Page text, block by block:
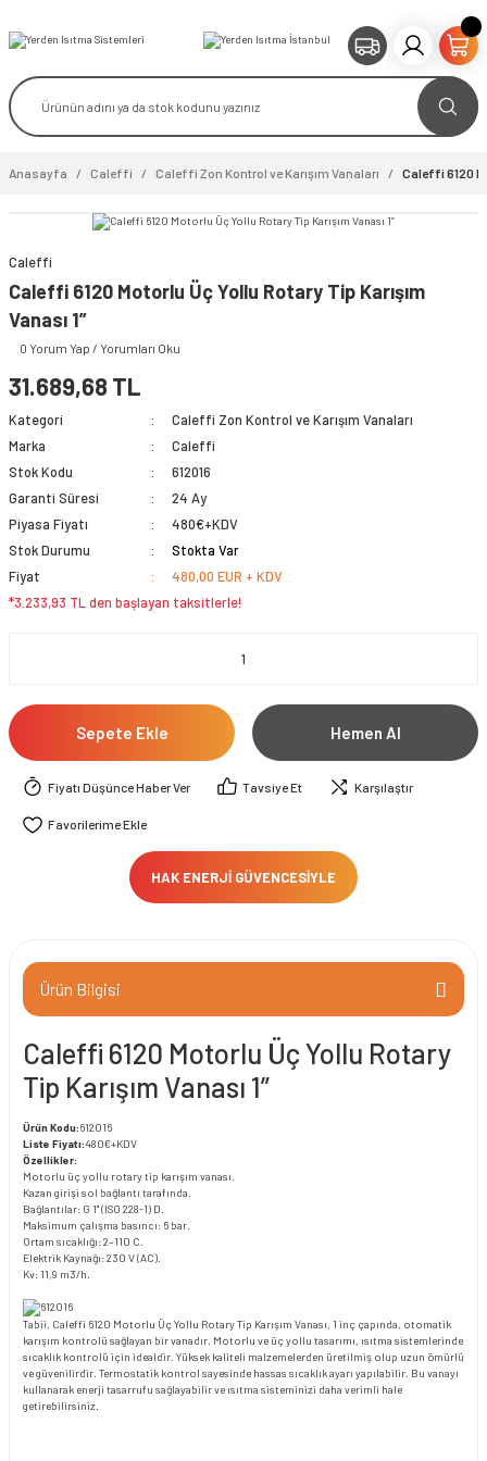
Anasayfa Caleffi Caleffi Zon Kontrol ve Karışım Vanaları Caleffi 6120
Caleffi
Caleffi 6120 Motorlu Üç Yollu Rotary Tip Karışım
Vanası 1”
0 Yorum Yap / Yorumları Oku
31.689,68 TL
Kategori
Caleffi Zon Kontrol ve Karışım Vanaları
Marka
Caleffi
Stok Kodu
612016
Garanti Süresi
24 Ay
Piyasa Fiyatı
480€+KDV
Stok Durumu
Stokta Var
Fiyat
480,00 EUR + KDV
*3.233,93 TL den başlayan taksitlerle!
Sepete Ekle Hemen Al
Fiyatı Düşünce Haber Ver Tavsiye Et Karşılaştır
HAK ENERJİ GÜVENCESİYLE
Ürün Bilgisi
Caleffi 6120 Motorlu Üç Yollu Rotary
Tip Karışım Vanası 1”
Ürün Kodu:612016
Liste Fiyatı:480€+KDV
Özellikler:
Motorlu üç yollu rotary tip karışım vanası.
Kazan girişi sol bağlantı tarafında.
Bağlantılar: G 1" (ISO 228-1) D.
Maksimum çalışma basıncı: 6 bar.
Ortam sıcaklığı: 2–110 C.
Elektrik Kaynağı: 230 V (AC).
Kv: 11,9 m3/h.
Tabii, Caleffi 6120 Motorlu Üç Yollu Rotary Tip Karışım Vanası, 1 inç çapında, otomatik
karışım kontrolü sağlayan bir vanadır. Motorlu ve üç yollu tasarımı, ısıtma sistemlerinde
sıcaklık kontrolü için idealdir. Yüksek kaliteli malzemelerden üretilmiş olup uzun ömürlü
ve güvenilirdir. Termostatik kontrol sayesinde hassas sıcaklık ayarı yapılabilir. Bu vanayı
kullanarak enerji tasarrufu sağlayabilir ve ısıtma sisteminizi daha verimli hale
getirebilirsiniz.